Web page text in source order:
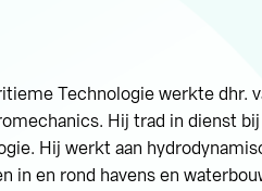
Technologie werkte dhr.
Hij trad in dienst
Hij werkt aan
in en rond havens en